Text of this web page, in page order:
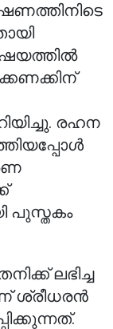
രഹന
പുസ്തകം
ലഭിച്ച
ശ്രീധരൻ